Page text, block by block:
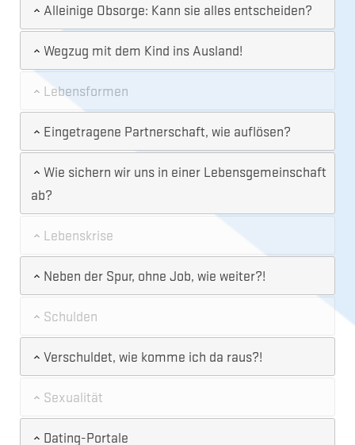
Alleinige Obsorge: Kann sie alles entscheiden?
Wegzug mit dem Kind ins Ausland!
Lebensformen
Eingetragene Partnerschaft, wie auflösen?
Wie sichern wir uns in einer Lebensgemeinschaft
ab?
Lebenskrise
Neben der Spur, ohne Job, wie weiter?!
Schulden
Verschuldet, wie komme ich da raus?!
Sexualität
Dating-Portale